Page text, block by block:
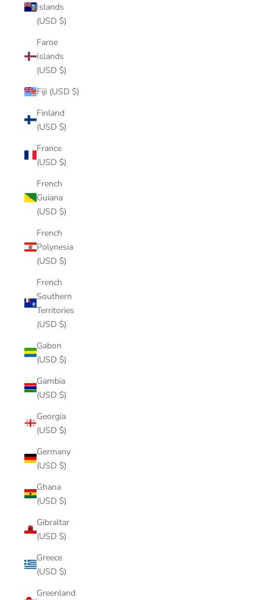
Islands
(USD $)
Faroe
Islands
(USD $)
Fiji (USD $)
Finland
(USD $)
France
(USD $)
French
Guiana
(USD $)
French
Polynesia
(USD $)
French
Southern
Territories
(USD $)
Gabon
(USD $)
Gambia
(USD $)
Georgia
(USD $)
Germany
(USD $)
Ghana
(USD $)
Gibraltar
(USD $)
Greece
(USD $)
Greenland